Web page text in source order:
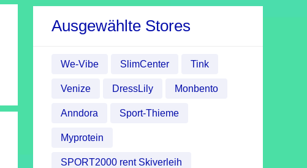
Ausgewählte Stores
We-Vibe SlimCenter Tink
Venize DressLily Monbento
Anndora Sport-Thieme
Myprotein
SPORT2000 rent Skiverleih